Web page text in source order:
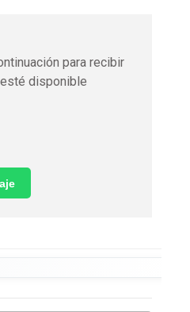
para recibir
disponible